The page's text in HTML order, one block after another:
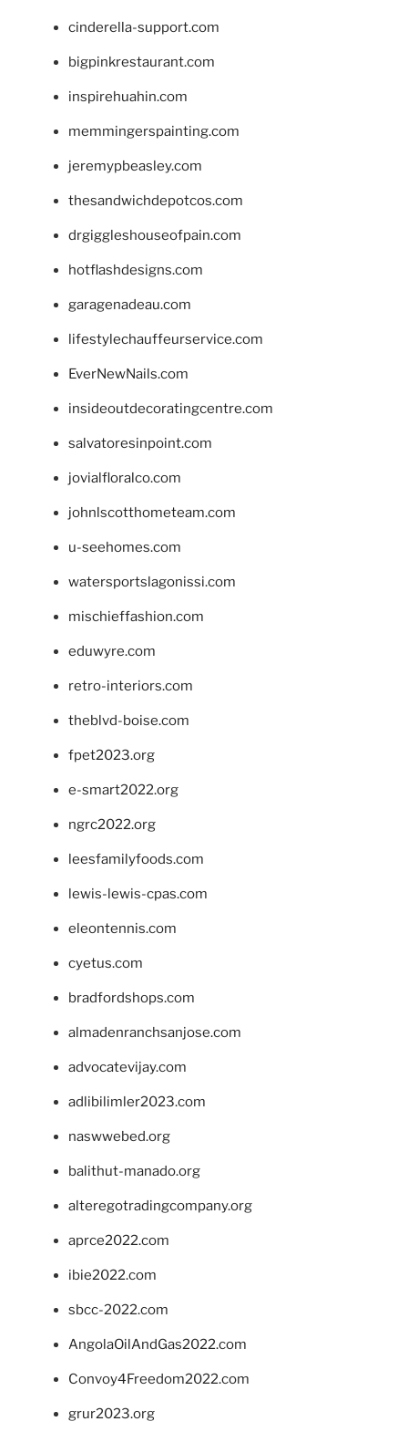
cinderella-support.com
bigpinkrestaurant.com
inspirehuahin.com
memmingerspainting.com
jeremypbeasley.com
thesandwichdepotcos.com
drgiggleshouseofpain.com
hotflashdesigns.com
garagenadeau.com
lifestylechauffeurservice.com
EverNewNails.com
insideoutdecoratingcentre.com
salvatoresinpoint.com
jovialfloralco.com
johnlscotthometeam.com
u-seehomes.com
watersportslagonissi.com
mischieffashion.com
eduwyre.com
retro-interiors.com
theblvd-boise.com
fpet2023.org
e-smart2022.org
ngrc2022.org
leesfamilyfoods.com
lewis-lewis-cpas.com
eleontennis.com
cyetus.com
bradfordshops.com
almadenranchsanjose.com
advocatevijay.com
adlibilimler2023.com
naswwebed.org
balithut-manado.org
alteregotradingcompany.org
aprce2022.com
ibie2022.com
sbcc-2022.com
AngolaOilAndGas2022.com
Convoy4Freedom2022.com
grur2023.org